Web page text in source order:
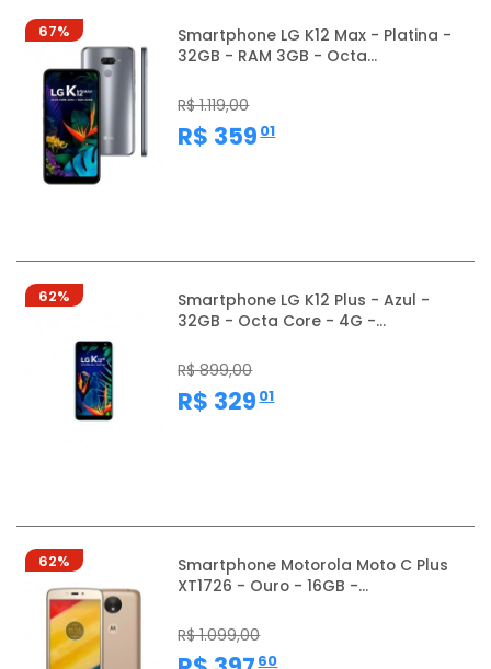
67%
Smartphone LG K12 Max - Platina -
32GB - RAM 3GB - Octa...
R$ 1.119,00
R$ 359 ,01
62%
Smartphone LG K12 Plus - Azul -
32GB - Octa Core - 4G -...
R$ 899,00
R$ 329 ,01
62%
Smartphone Motorola Moto C Plus
XT1726 - Ouro - 16GB -...
R$ 1.099,00
,60